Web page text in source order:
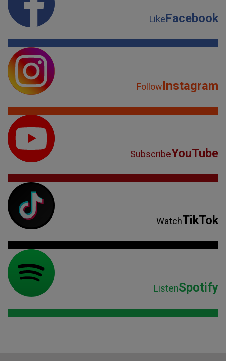
LikeFacebook
FollowInstagram
SubscribeYouTube
WatchTikTok
ListenSpotify